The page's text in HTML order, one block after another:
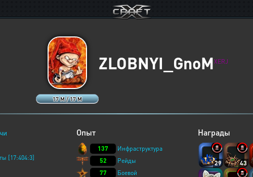
17 M / 17 M
ZLOBNYI_GnoMXERJ
[17:404:3]
Опыт
137
Инфраструктура
52
Рейды
77
Боевой
Награды
29 43